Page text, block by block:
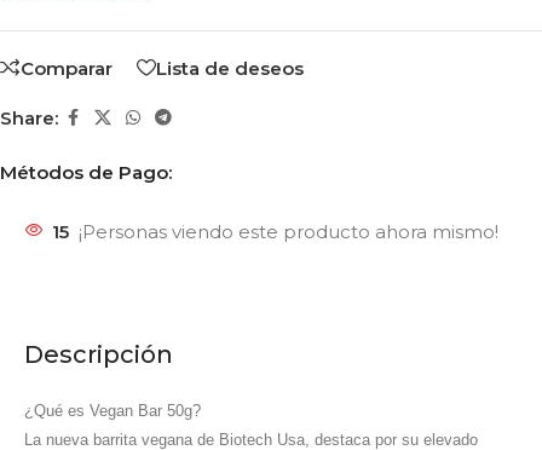
Comparar Lista de deseos
Share:
Métodos de Pago:
15 ¡Personas viendo este producto ahora mismo!
Descripción
¿Qué es Vegan Bar 50g?
La nueva barrita vegana de Biotech Usa, destaca por su elevado